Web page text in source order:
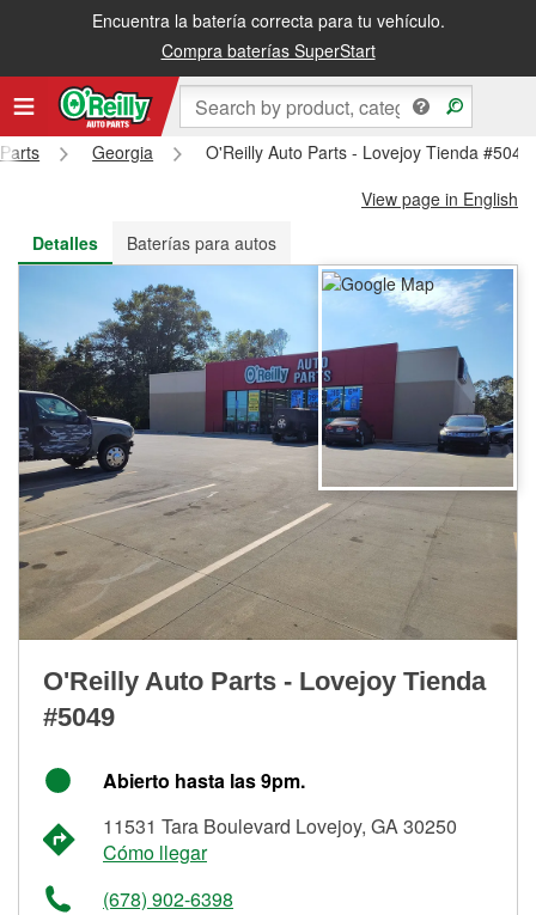
Encuentra la batería correcta para tu vehículo.
Compra baterías SuperStart
Recibe tu orden gratis al día siguiente o recógela en la tienda
Georgia
O'Reilly Auto Parts - Lovejoy Tienda #5049
View page in English
Detalles
Baterías para autos
O'Reilly Auto Parts - Lovejoy Tienda
#5049
Abierto hasta las 9pm.
11531 Tara Boulevard Lovejoy, GA 30250
Cómo llegar
(678) 902-6398